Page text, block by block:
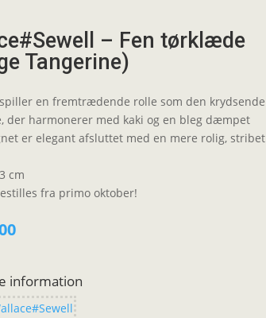
– Fen tørklæde
Tangerine)
en fremtrædende rolle som den krydsende
der harmonerer med kaki og en bleg dæmpet
er elegant afsluttet med en mere rolig, stribet
cm
fra primo oktober!
information